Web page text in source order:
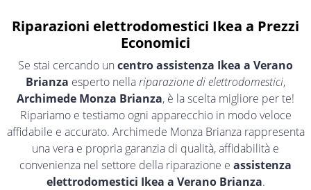
Riparazioni elettrodomestici Ikea a Prezzi
Economici
Se stai cercando un centro assistenza Ikea a Verano
Brianza esperto nellariparazione di elettrodomestici,
Archimede Monza Brianza, è la scelta migliore per te!
Ripariamo e testiamo ogni apparecchio in modo veloce
affidabile e accurato. Archimede Monza Brianza rappresenta
una vera e propria garanzia di qualità, affidabilità e
convenienza nel settore della riparazione e assistenza
elettrodomestici Ikea a Verano Brianza.